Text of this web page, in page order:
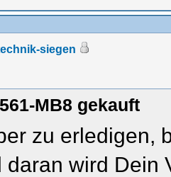
siegen
MB8 gekauft
zu erledigen,
daran wird Dein